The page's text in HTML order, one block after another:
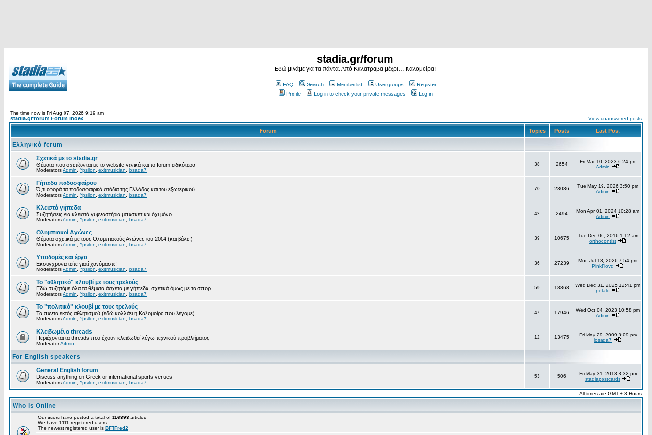
stadia.gr/forum
Εδώ μιλάμε για τα πάντα. Από Καλατράβα μέχρι… Καλομοίρα!
FAQ Search Memberlist Usergroups
Register
Profile
Log in to check your private messages Log in
The time now is Fri Aug 07, 2026 9:19 am
stadia.gr/forum Forum Index View unanswered posts
Forum Topics Posts Last Post
Ελληνικό forum
Σχετικά με το stadia.gr
Θέματα που σχετίζονται με το website γενικά και το forum ειδικότερα
ModeratorsAdmin Ypsilon exitmusician losada7
38 2654
Fri Mar 10, 2023 6:24 pm
Admin
Γήπεδα ποδοσφαίρου
Ό,τι αφορά τα ποδοσφαιρικά στάδια της Ελλάδας και του εξωτερικού
ModeratorsAdmin Ypsilon exitmusician losada7
70 23036
Tue May 19, 2026 3:50 pm
Admin
Κλειστά γήπεδα
Συζητήσεις για κλειστά γυμναστήρια μπάσκετ και όχι μόνο
ModeratorsAdmin Ypsilon exitmusician losada7
42 2494
Mon Apr 01, 2024 10:28 am
Admin
Ολυμπιακοί Αγώνες
Θέματα σχετικά με τους Ολυμπιακούς Αγώνες του 2004 (και βάλε!)
ModeratorsAdmin Ypsilon exitmusician losada7
39 10675
Tue Dec 06, 2016 1:12 am
orthodontist
Υποδομές και έργα
Εκσυγχρονιστείτε γιατί χανόμαστε!
ModeratorsAdmin Ypsilon exitmusician losada7
36 27239
Mon Jul 13, 2026 7:54 pm
PinkFloyd
Το "αθλητικό" κλουβί με τους τρελούς
Εδώ συζητάμε όλα τα θέματα άσχετα με γήπεδα, σχετικά όμως με τα σπορ
ModeratorsAdmin Ypsilon exitmusician losada7
59 18868
Wed Dec 31, 2025 12:41 pm
petalo
Το "πολιτικό" κλουβί με τους τρελούς
Τα πάντα εκτός αθλητισμού (εδώ κολλάει η Καλομοίρα που λέγαμε)
ModeratorsAdmin Ypsilon exitmusician losada7
47 17946
Wed Oct 04, 2023 10:58 pm
Admin
Κλειδωμένα threads
Περιέχονται τα threads που έχουν κλειδωθεί λόγω τεχνικού προβλήματος
ModeratorAdmin
12 13475
Fri May 29, 2009 8:09 pm
losada7
For English speakers
General English forum
Discuss anything on Greek or international sports venues
ModeratorsAdmin Ypsilon exitmusician losada7
53 506
Fri May 31, 2013 8:32 pm
stadiapostcards
All times are GMT + 3 Hours
Who is Online
Our users have posted a total of 116893 articles
We have 1111 registered users
The newest registered user is BFTFred2